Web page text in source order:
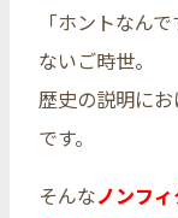
「ホントなん
ないご時世。
歴史の説明に
です。
そんなノンフ